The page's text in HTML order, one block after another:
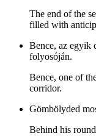
The end of the
filled with
Bence, az egyik
folyosóján.
Bence, one of
corridor.
Gömbölyded
Behind his